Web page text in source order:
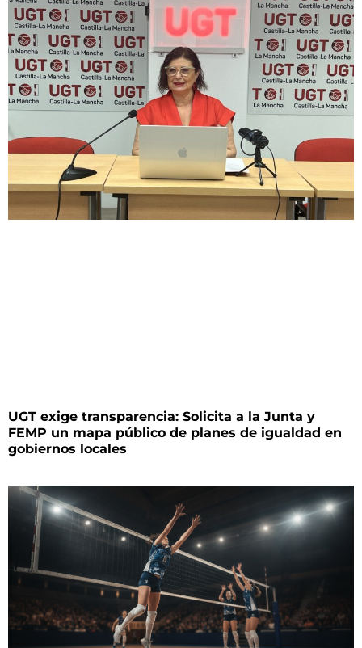
UGT exige transparencia: Solicita a la Junta y
FEMP un mapa público de planes de igualdad en
gobiernos locales